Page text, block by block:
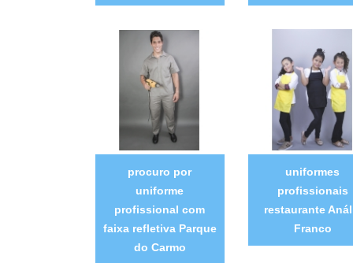
procuro por
uniforme
profissional com
faixa refletiva Parque
do Carmo
uniformes
profissionais
restaurante
Franco